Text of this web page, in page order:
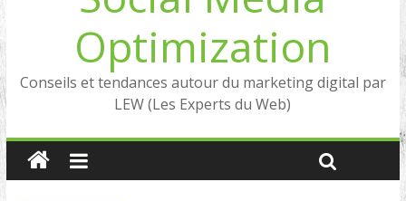
Optimization
Conseils et tendances autour du marketing digital par
LEW (Les Experts du Web)